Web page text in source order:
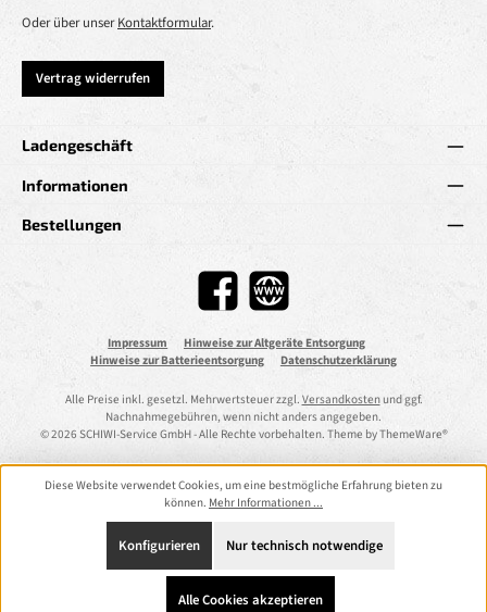
Oder über unserKontaktformular.
Vertrag widerrufen
Ladengeschäft
Informationen
Bestellungen
Facebook Website
Impressum
Hinweise zur Altgeräte Entsorgung
Hinweise zur Batterieentsorgung
Datenschutzerklärung
Alle Preise inkl. gesetzl. Mehrwertsteuer zzgl. Versandkostenund ggf.
Nachnahmegebühren, wenn nicht anders angegeben.
© 2026 SCHIWI-Service GmbH - Alle Rechte vorbehalten. Theme byThemeWare®
Diese Website verwendet Cookies, um eine bestmögliche Erfahrung bieten zu
können. Mehr Informationen ...
Nur technisch notwendige
Konfigurieren
Alle Cookies akzeptieren